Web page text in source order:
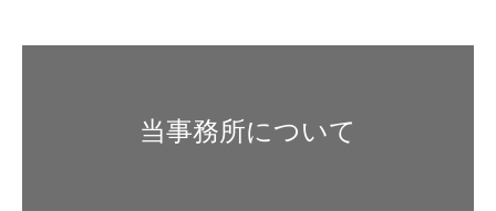
当事務所について